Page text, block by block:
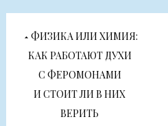
Навигация
по
записям
ФИЗИКА ИЛИ ХИМИЯ:
КАК РАБОТАЮТ ДУХИ
С ФЕРОМОНАМИ
И СТОИТ ЛИ В НИХ
ВЕРИТЬ